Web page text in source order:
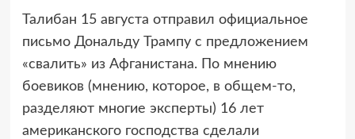
Талибан 15 августа отправил официальное
письмо Дональду Трампу с предложением
«свалить» из Афганистана. По мнению
боевиков (мнению, которое, в общем-то,
разделяют многие эксперты) 16 лет
американского господства сделали